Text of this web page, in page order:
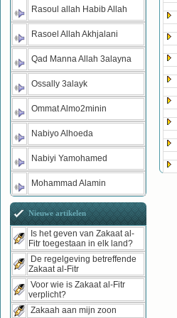
Rasoul allah Habib Allah
Rasoel Allah Akhjalani
Qad Manna Allah 3alayna
Ossally 3alayk
Ommat Almo2minin
Nabiyo Alhoeda
Nabiyi Yamohamed
Mohammad Alamin
Nieuwe artikelen
Is het geven van Zakaat al-
Fitr toegestaan in elk land?
De regelgeving betreffende
Zakaat al-Fitr
Voor wie is Zakaat al-Fitr
verplicht?
Zakaah aan mijn zoon